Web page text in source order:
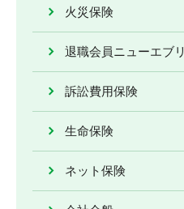
火災保険
退職会員ニューエブリ
訴訟費用保険
生命保険
ネット保険